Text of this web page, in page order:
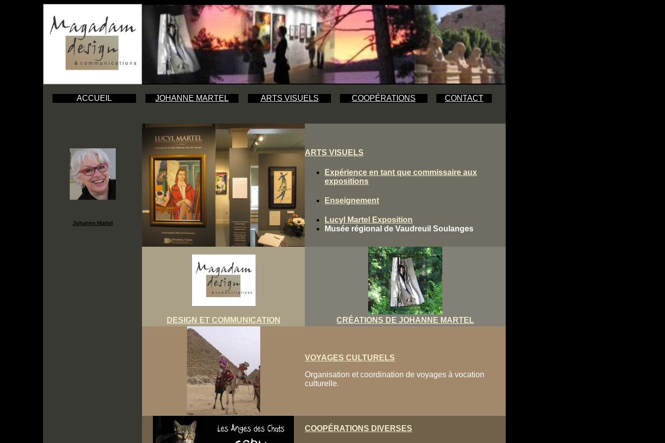
ACCUEIL JOHANNE MARTEL ARTS VISUELS COOPÉRATIONS CONTACT
Johanne Martel
ARTS VISUELS
Expérience en tant que commissaire aux
expositions
Enseignement
Lucyl Martel Exposition
Musée régional de Vaudreuil Soulanges
DESIGN ET COMMUNICATION CRÉATIONS DE JOHANNE MARTEL
VOYAGES CULTURELS
Organisation et coordination de voyages à vocation
culturelle.
COOPÉRATIONS DIVERSES